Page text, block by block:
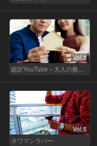
Vol.3
Vol.5
タワマンラバー